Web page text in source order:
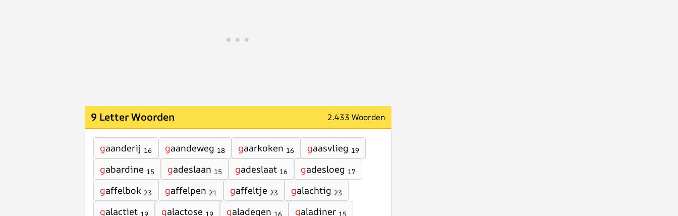
9 Letter Woorden 2.433 Woorden
gaanderij 16 gaandeweg 18 gaarkoken 16 gaasvlieg 19
gabardine 15 gadeslaan 15 gadeslaat 16 gadesloeg 17
gaffelbok 23 gaffelpen 21 gaffeltje 23 galachtig 23
galactiet 19 galactose 19 galadegen 16 galadiner 15